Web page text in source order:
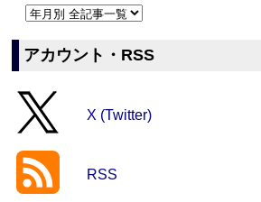
アカウント・RSS
X (Twitter)
RSS